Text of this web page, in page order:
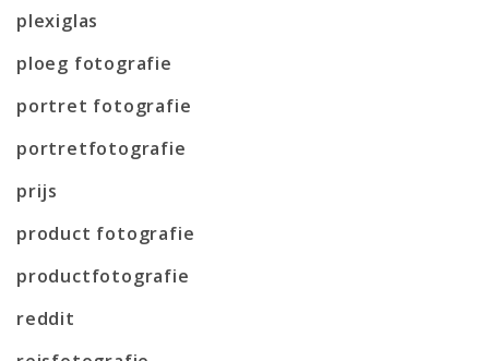
plexiglas
ploeg fotografie
portret fotografie
portretfotografie
prijs
product fotografie
productfotografie
reddit